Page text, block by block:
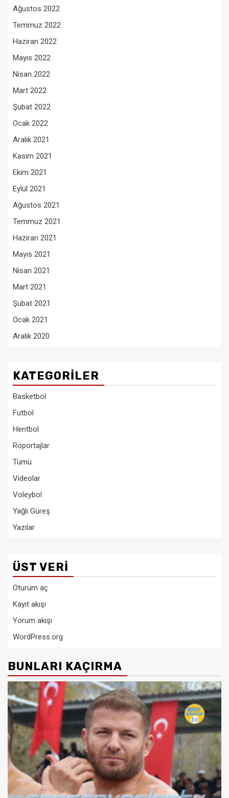
Ağustos 2022
Temmuz 2022
Haziran 2022
Mayıs 2022
Nisan 2022
Mart 2022
Şubat 2022
Ocak 2022
Aralık 2021
Kasım 2021
Ekim 2021
Eylül 2021
Ağustos 2021
Temmuz 2021
Haziran 2021
Mayıs 2021
Nisan 2021
Mart 2021
Şubat 2021
Ocak 2021
Aralık 2020
KATEGORILER
Basketbol
Futbol
Hentbol
Röportajlar
Tümü
Videolar
Voleybol
Yağlı Güreş
Yazılar
ÜST VERI
Oturum aç
Kayıt akışı
Yorum akışı
WordPress.org
BUNLARI KAÇIRMA